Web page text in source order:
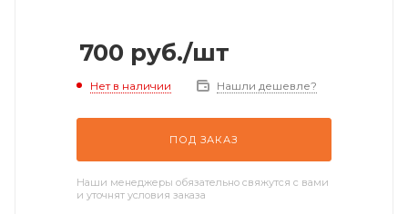
700 руб./шт
Нет в наличии Нашли дешевле?
ПОД ЗАКАЗ
Наши менеджеры обязательно свяжутся с вами
и уточнят условия заказа